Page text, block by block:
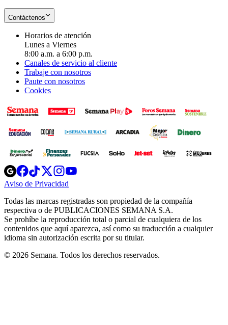
Contáctenos
Horarios de atención
Lunes a Viernes
8:00 a.m. a 6:00 p.m.
Canales de servicio al cliente
Trabaje con nosotros
Paute con nosotros
Cookies
Opens
in
new
Opens
in
new
Opens
in
new
window
Opens
new
windowwindow
Aviso de Privacidad
new
window
Todas las marcas registradas son propiedad de la compañía
respectiva o de PUBLICACIONES SEMANA S.A.
Se prohíbe la reproducción total o parcial de cualquiera de los
contenidos que aquí aparezca, así como su traducción a cualquier
idioma sin autorización escrita por su titular.
© 2026 Semana. Todos los derechos reservados.